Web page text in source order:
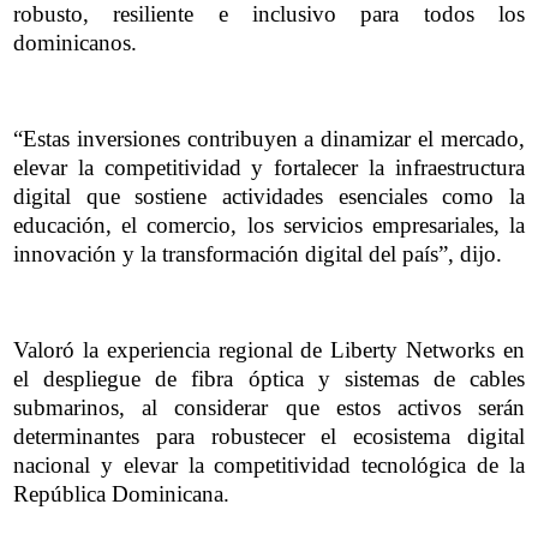
robusto, resiliente e inclusivo para todos los
dominicanos.
“Estas inversiones contribuyen a dinamizar el mercado,
elevar la competitividad y fortalecer la infraestructura
digital que sostiene actividades esenciales como la
educación, el comercio, los servicios empresariales, la
innovación y la transformación digital del país”, dijo.
Valoró la experiencia regional de Liberty Networks en
el despliegue de fibra óptica y sistemas de cables
submarinos, al considerar que estos activos serán
determinantes para robustecer el ecosistema digital
nacional y elevar la competitividad tecnológica de la
República Dominicana.